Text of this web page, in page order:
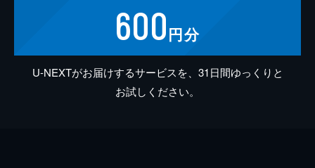
600円分
U-NEXTがお届けするサービスを、31日間ゆっくりと
お試しください。